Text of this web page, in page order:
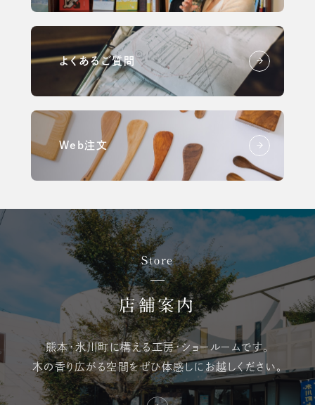
よくあるご質問
Web注文
Store
店舗案内
熊本・氷川町に構える工房・ショールームです。
木の香り広がる空間をぜひ体感しにお越しください。